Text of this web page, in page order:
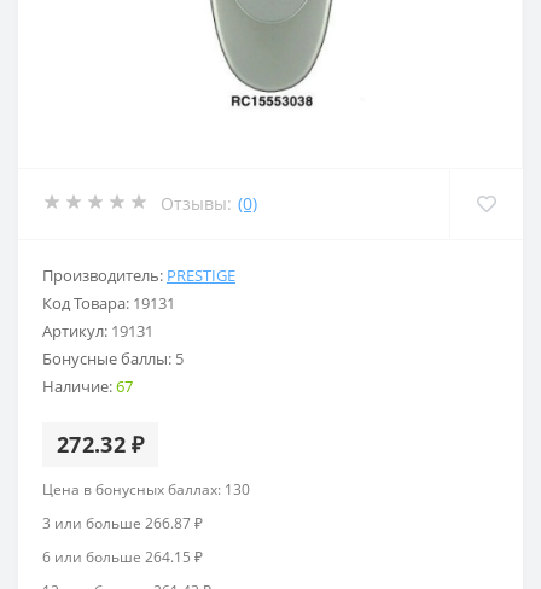
Отзывы: (0)
Производитель: PRESTIGE
Код Товара: 19131
Артикул: 19131
Бонусные баллы: 5
Наличие:67
272.32 ₽
Цена в бонусных баллах: 130
3 или больше 266.87 ₽
6 или больше 264.15 ₽